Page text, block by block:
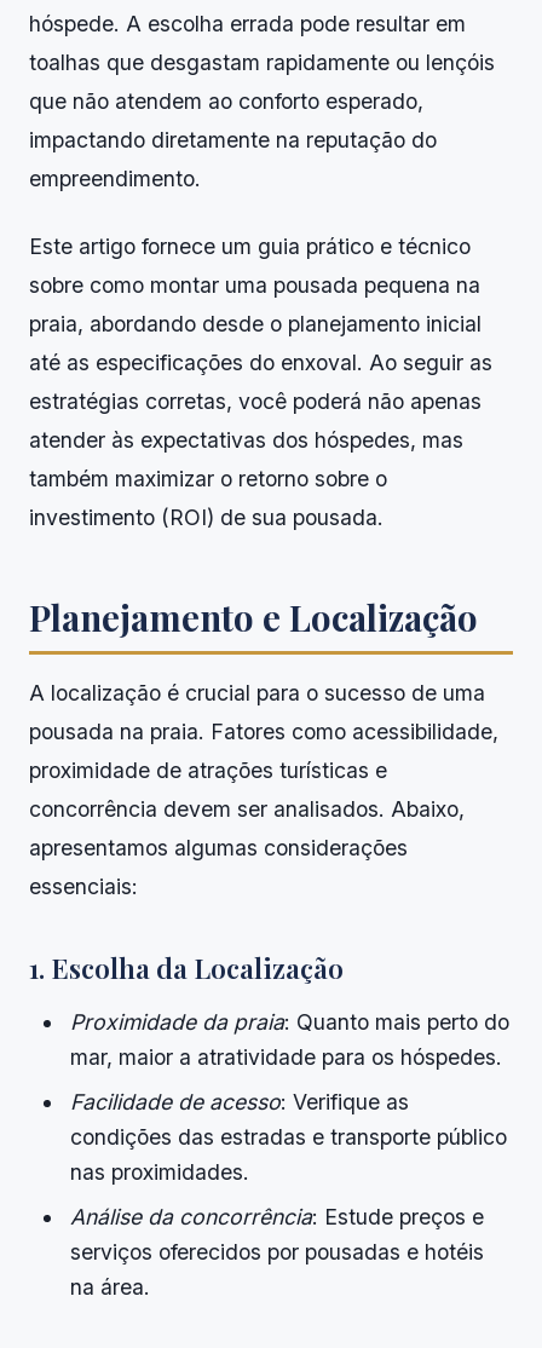
hóspede. A escolha errada pode resultar em
toalhas que desgastam rapidamente ou lençóis
que não atendem ao conforto esperado,
impactando diretamente na reputação do
empreendimento.
Este artigo fornece um guia prático e técnico
sobre como montar uma pousada pequena na
praia, abordando desde o planejamento inicial
até as especificações do enxoval. Ao seguir as
estratégias corretas, você poderá não apenas
atender às expectativas dos hóspedes, mas
também maximizar o retorno sobre o
investimento (ROI) de sua pousada.
Planejamento e Localização
A localização é crucial para o sucesso de uma
pousada na praia. Fatores como acessibilidade,
proximidade de atrações turísticas e
concorrência devem ser analisados. Abaixo,
apresentamos algumas considerações
essenciais:
1. Escolha da Localização
Proximidade da praia: Quanto mais perto do
mar, maior a atratividade para os hóspedes.
Facilidade de acesso: Verifique as
condições das estradas e transporte público
nas proximidades.
Análise da concorrência: Estude preços e
serviços oferecidos por pousadas e hotéis
na área.